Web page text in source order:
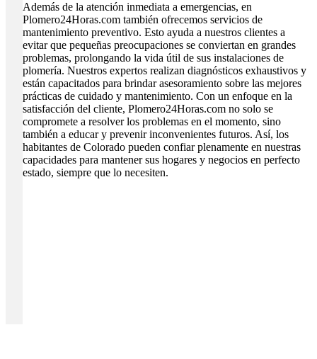
Además de la atención inmediata a emergencias, en
Plomero24Horas.com también ofrecemos servicios de
mantenimiento preventivo. Esto ayuda a nuestros clientes a
evitar que pequeñas preocupaciones se conviertan en grandes
problemas, prolongando la vida útil de sus instalaciones de
plomería. Nuestros expertos realizan diagnósticos exhaustivos y
están capacitados para brindar asesoramiento sobre las mejores
prácticas de cuidado y mantenimiento. Con un enfoque en la
satisfacción del cliente, Plomero24Horas.com no solo se
compromete a resolver los problemas en el momento, sino
también a educar y prevenir inconvenientes futuros. Así, los
habitantes de Colorado pueden confiar plenamente en nuestras
capacidades para mantener sus hogares y negocios en perfecto
estado, siempre que lo necesiten.